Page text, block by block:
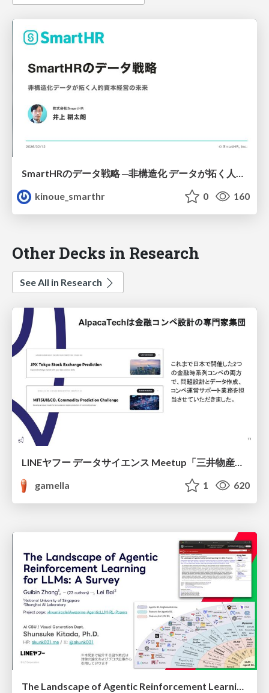
SmartHRのデータ戦略 ─非構造化 データが拓く人的資本経営の未来─
kinoue_smarthr
0 160
Other Decks in Research
See All in Research
gamella
1 620
The Landscape of Agentic Reinforcement Learning for LLMs: A Survey